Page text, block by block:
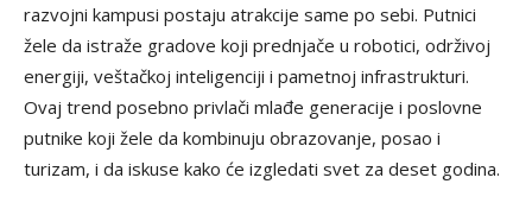
razvojni kampusi postaju atrakcije same po sebi. Putnici
žele da istraže gradove koji prednjače u robotici, održivoj
energiji, veštačkoj inteligenciji i pametnoj infrastrukturi.
Ovaj trend posebno privlači mlađe generacije i poslovne
putnike koji žele da kombinuju obrazovanje, posao i
turizam, i da iskuse kako će izgledati svet za deset godina.